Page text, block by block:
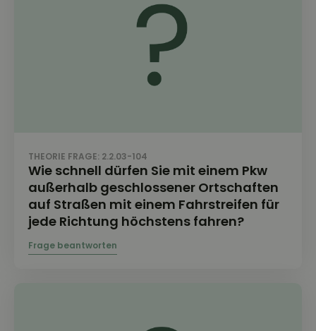
THEORIE FRAGE: 2.2.03-104
Wie schnell dürfen Sie mit einem Pkw
außerhalb geschlossener Ortschaften
auf Straßen mit einem Fahrstreifen für
jede Richtung höchstens fahren?